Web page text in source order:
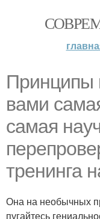
Принципы
вами
самая
тренинга
Она на необычных
пугайтесь